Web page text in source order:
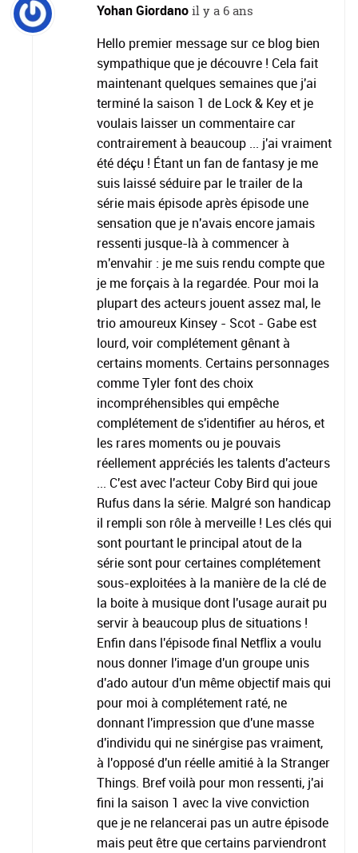
Yohan Giordanoil y a 6 ans
Hello premier message sur ce blog bien
sympathique que je découvre ! Cela fait
maintenant quelques semaines que j'ai
terminé la saison 1 de Lock & Key et je
voulais laisser un commentaire car
contrairement à beaucoup ... j'ai vraiment
été déçu ! Étant un fan de fantasy je me
suis laissé séduire par le trailer de la
série mais épisode après épisode une
sensation que je n'avais encore jamais
ressenti jusque-là à commencer à
m'envahir : je me suis rendu compte que
je me forçais à la regardée. Pour moi la
plupart des acteurs jouent assez mal, le
trio amoureux Kinsey - Scot - Gabe est
lourd, voir complétement gênant à
certains moments. Certains personnages
comme Tyler font des choix
incompréhensibles qui empêche
complétement de s'identifier au héros, et
les rares moments ou je pouvais
réellement appréciés les talents d'acteurs
... C'est avec l'acteur Coby Bird qui joue
Rufus dans la série. Malgré son handicap
il rempli son rôle à merveille ! Les clés qui
sont pourtant le principal atout de la
série sont pour certaines complétement
sous-exploitées à la manière de la clé de
la boite à musique dont l'usage aurait pu
servir à beaucoup plus de situations !
Enfin dans l'épisode final Netflix a voulu
nous donner l'image d'un groupe unis
d'ado autour d'un même objectif mais qui
pour moi à complétement raté, ne
donnant l'impression que d'une masse
d'individu qui ne sinérgise pas vraiment,
à l'opposé d'un réelle amitié à la Stranger
Things. Bref voilà pour mon ressenti, j'ai
fini la saison 1 avec la vive conviction
que je ne relancerai pas un autre épisode
mais peut être que certains parviendront